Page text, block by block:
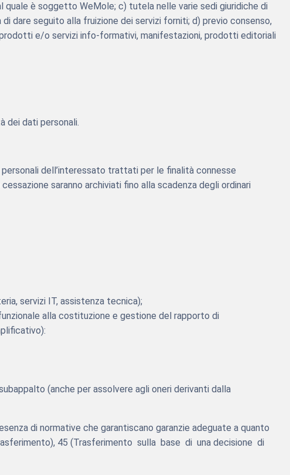
quale è soggetto WeMole; c) tutela nelle varie sedi giuridiche di
dare seguito alla fruizione dei servizi forniti; d) previo consenso,
e/o servizi info-formativi, manifestazioni, prodotti editoriali
dei dati personali.
personali dell’interessato trattati per le finalità connesse
saranno archiviati fino alla scadenza degli ordinari
servizi IT, assistenza tecnica);
alla costituzione e gestione del rapporto di
(anche per assolvere agli oneri derivanti dalla
di normative che garantiscano garanzie adeguate a quanto
45 (Trasferimento sulla base di una decisione di